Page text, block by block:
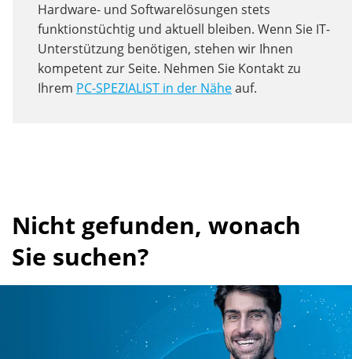
Hardware- und Softwarelösungen stets
funktionstüchtig und aktuell bleiben. Wenn Sie IT-
Unterstützung benötigen, stehen wir Ihnen
kompetent zur Seite. Nehmen Sie Kontakt zu
Ihrem PC-SPEZIALIST in der Näheauf.
Nicht gefunden, wonach
Sie suchen?